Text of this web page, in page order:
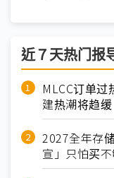
近７天热门报
MLCC订单
建热潮将趋缓
2027全年存
宣」只怕买